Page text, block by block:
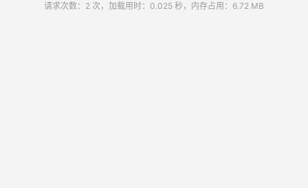
请求次数：2 次，加载用时：0.025 秒，内存占用：6.72 MB